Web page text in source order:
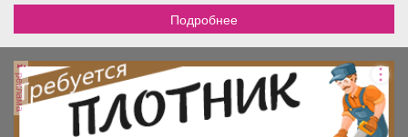
Подробнее
реклама